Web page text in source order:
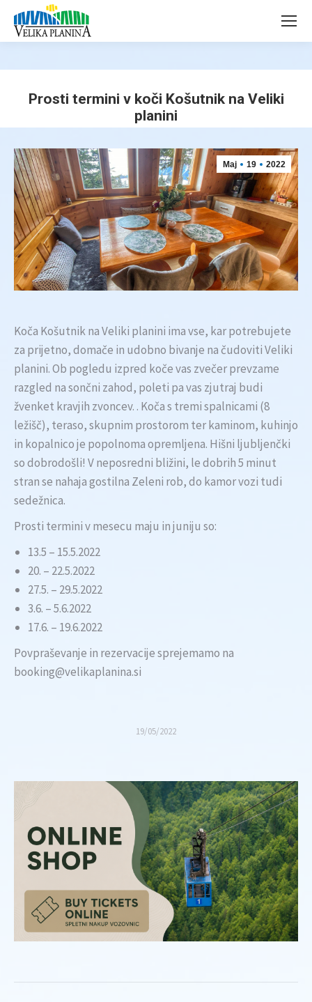
in
in
Prosti termini v koči Košutnik na Veliki
planini
Maj 19 2022
Koča Košutnik na Veliki planini ima vse, kar potrebujete
za prijetno, domače in udobno bivanje na čudoviti Veliki
planini. Ob pogledu izpred koče vas zvečer prevzame
razgled na sončni zahod, poleti pa vas zjutraj budi
žvenket kravjih zvoncev. . Koča s tremi spalnicami (8
ležišč), teraso, skupnim prostorom ter kaminom, kuhinjo
in kopalnico je popolnoma opremljena. Hišni ljubljenčki
so dobrodošli! V neposredni bližini, le dobrih 5 minut
stran se nahaja gostilna Zeleni rob, do kamor vozi tudi
sedežnica.
Prosti termini v mesecu maju in juniju so:
13.5 – 15.5.2022
20. – 22.5.2022
27.5. – 29.5.2022
3.6. – 5.6.2022
17.6. – 19.6.2022
Povpraševanje in rezervacije sprejemamo na
booking@velikaplanina.si
19/05/2022